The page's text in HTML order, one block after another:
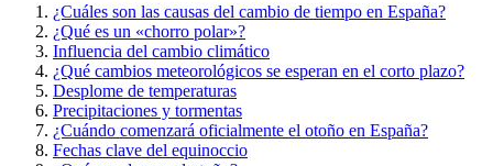
¿Cuáles son las causas del cambio de tiempo en España?
¿Qué es un «chorro polar»?
Influencia del cambio climático
¿Qué cambios meteorológicos se esperan en el corto plazo?
Desplome de temperaturas
Precipitaciones y tormentas
¿Cuándo comenzará oficialmente el otoño en España?
Fechas clave del equinoccio